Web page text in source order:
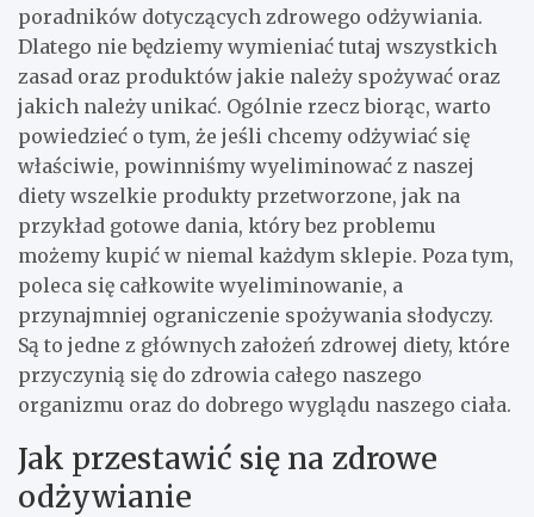
poradników dotyczących zdrowego odżywiania.
Dlatego nie będziemy wymieniać tutaj wszystkich
zasad oraz produktów jakie należy spożywać oraz
jakich należy unikać. Ogólnie rzecz biorąc, warto
powiedzieć o tym, że jeśli chcemy odżywiać się
właściwie, powinniśmy wyeliminować z naszej
diety wszelkie produkty przetworzone, jak na
przykład gotowe dania, który bez problemu
możemy kupić w niemal każdym sklepie. Poza tym,
poleca się całkowite wyeliminowanie, a
przynajmniej ograniczenie spożywania słodyczy.
Są to jedne z głównych założeń zdrowej diety, które
przyczynią się do zdrowia całego naszego
organizmu oraz do dobrego wyglądu naszego ciała.
Jak przestawić się na zdrowe
odżywianie